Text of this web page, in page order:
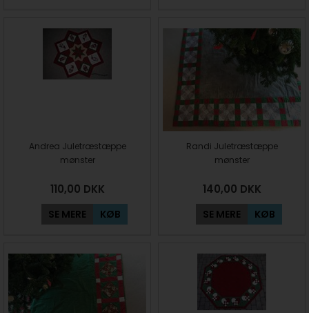
Andrea Juletræstæppe
mønster
110,00 DKK
SE MERE KØB
Randi Juletræstæppe
mønster
140,00 DKK
SE MERE KØB